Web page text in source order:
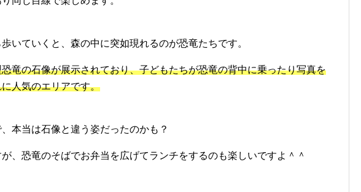
いていくと、森の中に突如現れるのが恐竜たちです。
竜の石像が展示されており、子どもたちが恐竜の背中に乗ったり写真を
人気のエリアです。
本当は石像と違う姿だったのかも？
、恐竜のそばでお弁当を広げてランチをするのも楽しいですよ＾＾